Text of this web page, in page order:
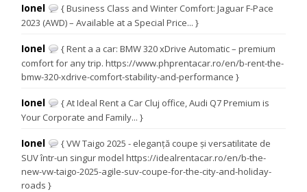
Ionel
{ Business Class and Winter Comfort: Jaguar F-Pace
2023 (AWD) – Available at a Special Price... }
Ionel
{ Rent a a car: BMW 320 xDrive Automatic – premium
comfort for any trip. https://www.phprentacar.ro/en/b-rent-the-
bmw-320-xdrive-comfort-stability-and-performance }
Ionel
{ At Ideal Rent a Car Cluj office, Audi Q7 Premium is
Your Corporate and Family... }
Ionel
{ VW Taigo 2025 - eleganță coupe și versatilitate de
SUV într-un singur model https://idealrentacar.ro/en/b-the-
new-vw-taigo-2025-agile-suv-coupe-for-the-city-and-holiday-
roads }